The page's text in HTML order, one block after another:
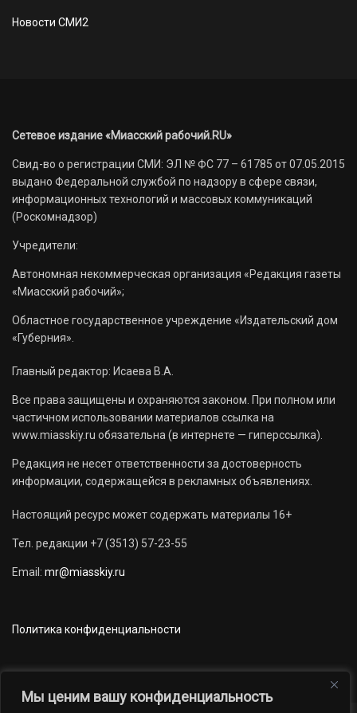
Мы ценим вашу конфиденциальность
Новости СМИ2
Сетевое издание «Миасский рабочий.RU»
Свид-во о регистрации СМИ: ЭЛ № ФС 77 – 61785 от 07.05.2015
выдано Федеральной службой по надзору в сфере связи,
информационных технологий и массовых коммуникаций
(Роскомнадзор)
Учредители:
Автономная некоммерческая организация «Редакция газеты
«Миасский рабочий»;
Областное государственное учреждение «Издательский дом
«Губерния».
Главный редактор: Исаева В.А.
Все права защищены и охраняются законом. При полном или
частичном использовании материалов ссылка на
www.miasskiy.ru обязательна (в интернете — гиперссылка).
Редакция не несет ответственности за достоверность
информации, содержащейся в рекламных объявлениях.
Настоящий ресурс может содержать материалы 16+
Тел. редакции +7 (3513) 57-23-55
Email: mr@miasskiy.ru
Политика конфиденциальности